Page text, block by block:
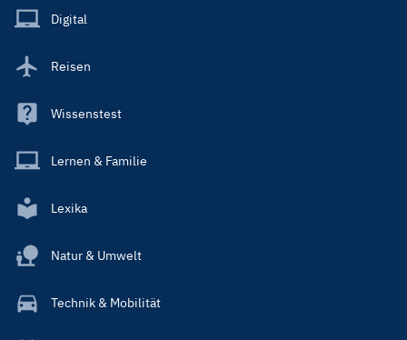
Main
Digital
Reisen
Wissenstest
Lernen & Familie
Lexika
Natur & Umwelt
Technik & Mobilität